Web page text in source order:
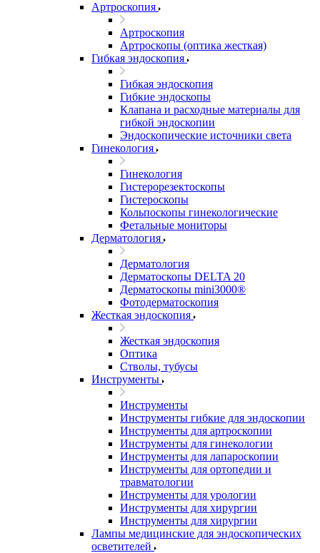
Артроскопия
Артроскопия
Артроскопы (оптика жесткая)
Гибкая эндоскопия
Гибкая эндоскопия
Гибкие эндоскопы
Клапана и расходные материалы для
гибкой эндоскопии
Эндоскопические источники света
Гинекология
Гинекология
Гистерорезектоскопы
Гистероскопы
Кольпоскопы гинекологические
Фетальные мониторы
Дерматология
Дерматология
Дерматоскопы DELTA 20
Дерматоскопы mini3000®
Фотодерматоскопия
Жесткая эндоскопия
Жесткая эндоскопия
Оптика
Стволы, тубусы
Инструменты
Инструменты
Инструменты гибкие для эндоскопии
Инструменты для артроскопии
Инструменты для гинекологии
Инструменты для лапароскопии
Инструменты для ортопедии и
травматологии
Инструменты для урологии
Инструменты для хирургии
Инструменты для хирургии
Лампы медицинские для эндоскопических
осветителей